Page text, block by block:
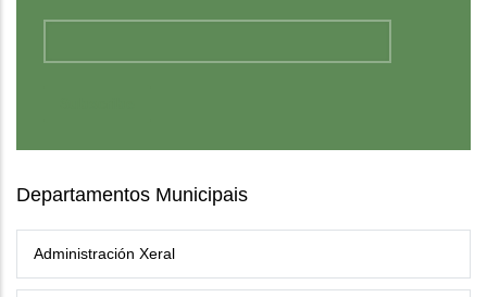
Departamentos Municipais
Administración Xeral